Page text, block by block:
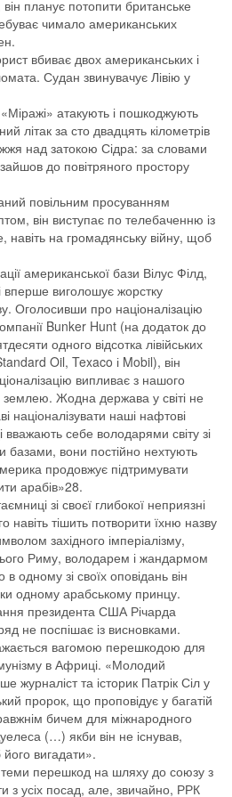
планує потопити британське
чимало американських
вбиває двох американських і
Судан звинувачує Лівію у
атакують і пошкоджують
літак за сто двадцять кілометрів
над затокою Сідра: за словами
зайшов до повітряного простору
повільним просуванням
він виступає по телебаченню із
на громадянську війну, щоб
американської бази Вілус Філд,
вперше виголошує жорстку
Оголосивши про націоналізацію
Bunker Hunt (на додаток до
одного відсотка лівійських
Oil, Texaco і Mobil), він
випливає з нашого
Жодна держава у світі не
націоналізувати наші нафтові
себе володарями світу зі
базами, вони постійно нехтують
продовжує підтримувати
арабів»28.
зі своєї глибокої неприязні
навіть тішить потворити їхню назву
західного імперіалізму,
Риму, володарем і жандармом
одному зі своїх оповідань він
одному арабському принцу.
президента США Річарда
не поспішає із висновками.
вагомою перешкодою для
в Африці. «Молодий
журналіст та історик Патрік Сіл у
пророк, що проповідує у багатій
бичем для міжнародного
(…) якби він не існував,
вигадати».
перешкод на шляху до союзу з
з усіх посад, але, звичайно, РРК